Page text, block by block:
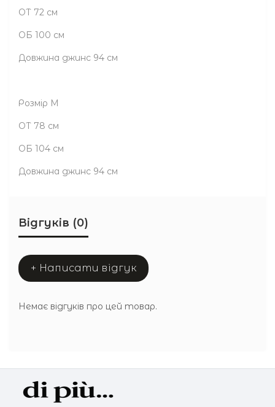
ОТ 72 см
ОБ 100 см
Довжина джинс 94 см
Розмір М
ОТ 78 см
ОБ 104 см
Довжина джинс 94 см
Відгуків (0)
+ Написати відгук
Немає відгуків про цей товар.